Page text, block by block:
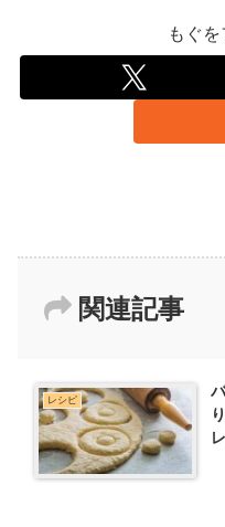
もぐ
関連記事
レシピ